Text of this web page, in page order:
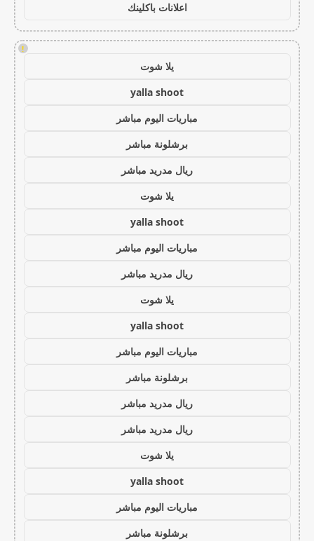
اعلانات باكلينك
!
يلا شوت
yalla shoot
مباريات اليوم مباشر
برشلونة مباشر
ريال مدريد مباشر
يلا شوت
yalla shoot
مباريات اليوم مباشر
ريال مدريد مباشر
يلا شوت
yalla shoot
مباريات اليوم مباشر
برشلونة مباشر
ريال مدريد مباشر
ريال مدريد مباشر
يلا شوت
yalla shoot
مباريات اليوم مباشر
برشلونة مباشر